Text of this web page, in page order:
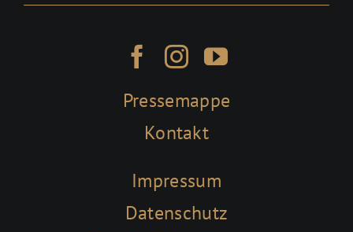
Pressemappe
Kontakt
Impressum
Datenschutz